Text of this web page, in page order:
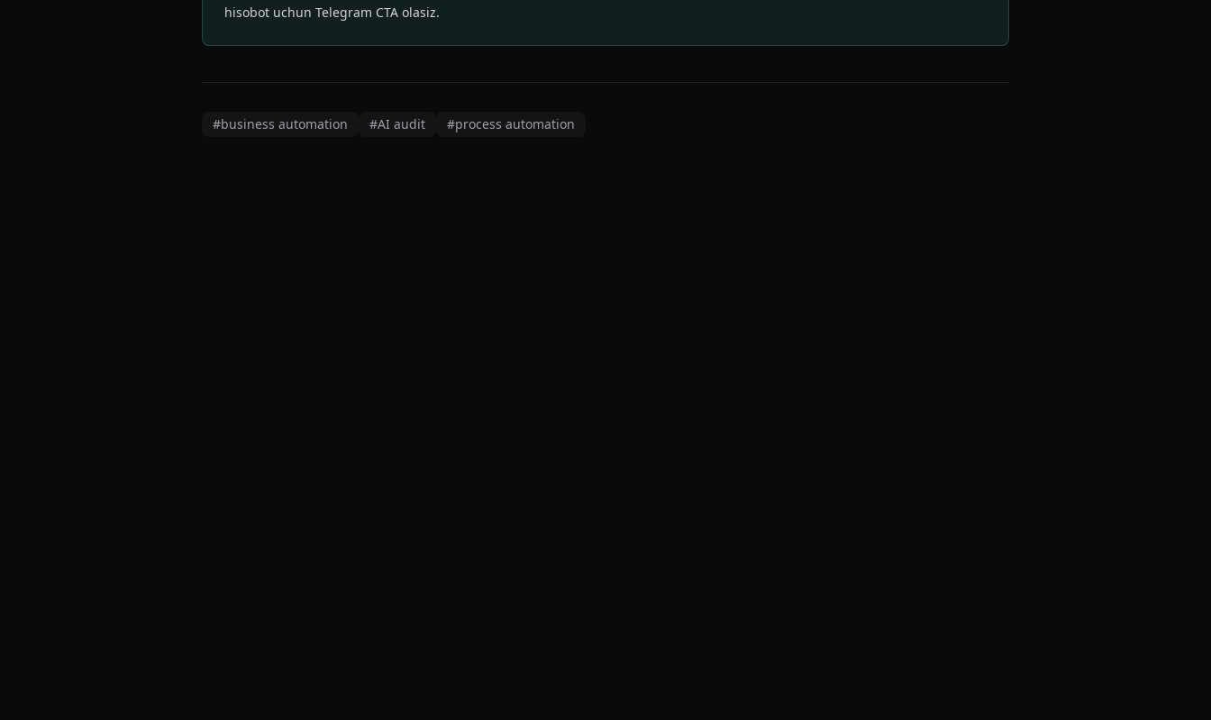
hisobot uchun Telegram CTA olasiz.
#business automation #AI audit #process automation